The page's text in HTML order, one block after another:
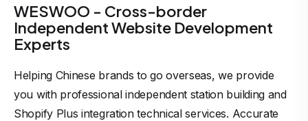
WESWOO - Cross-border
Independent Website Development
Experts
Helping Chinese brands to go overseas, we provide
you with professional independent station building and
Shopify Plus integration technical services. Accurate